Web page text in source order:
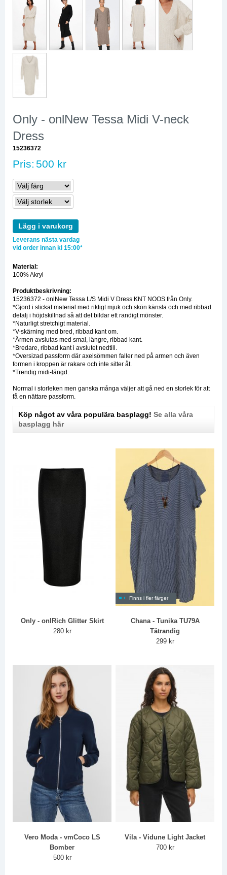
Only - onlNew Tessa Midi V-neck
Dress
15236372
Pris: 500 kr
Lägg i varukorg
Leverans nästa vardag
vid order innan kl 15:00*
Material:
100% Akryl
Produktbeskrivning:
15236372 - onlNew Tessa L/S Midi V Dress KNT NOOS från Only.
*Gjord i stickat material med riktigt mjuk och skön känsla och med ribbad
detalj i höjdskillnad så att det bildar ett randigt mönster.
*Naturligt stretchigt material.
*V-skärning med bred, ribbad kant om.
*Ärmen avslutas med smal, längre, ribbad kant.
*Bredare, ribbad kant i avslutet nedtill.
*Oversizad passform där axelsömmen faller ned på armen och även
formen i kroppen är rakare och inte sitter åt.
*Trendig midi-längd.
Normal i storleken men ganska många väljer att gå ned en storlek för att
få en nättare passform.
Köp något av våra populära basplagg! Se alla våra
basplagg här
Only - onlRich Glitter Skirt
280 kr
Finns i fler färger
Chana - Tunika TU79A
Tätrandig
299 kr
Vero Moda - vmCoco LS
Bomber
500 kr
Vila - Vidune Light Jacket
700 kr